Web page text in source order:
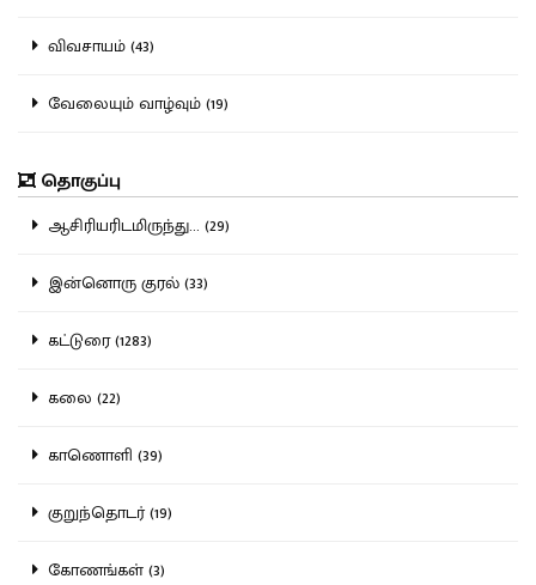
விவசாயம் (43)
வேலையும் வாழ்வும் (19)
தொகுப்பு
ஆசிரியரிடமிருந்து... (29)
இன்னொரு குரல் (33)
கட்டுரை (1283)
கலை (22)
காணொளி (39)
குறுந்தொடர் (19)
கோணங்கள் (3)